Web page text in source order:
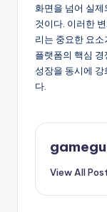
화면을 넘어 실
것이다. 이러한
리는 중요한 요
플랫폼의 핵심
성장을 동시에
다.
View All